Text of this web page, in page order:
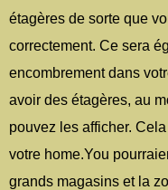
étagères de sorte que
correctement. Ce sera
encombrement dans
avoir des étagères, au
pouvez les afficher.
votre home.You
grands magasins et la